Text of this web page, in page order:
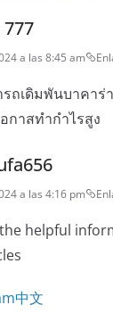
a las 8:45 am
ถเดิมพันบาคาร่
กาสทำกำไรสูง
a las 4:16 pm
helpful
中文